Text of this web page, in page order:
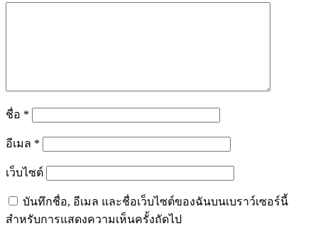
ชื่อ *
อีเมล *
เว็บไซต์
บันทึกชื่อ, อีเมล และชื่อเว็บไซต์ของฉันบนเบราว์เซอร์นี้
สำหรับการแสดงความเห็นครั้งถัดไป